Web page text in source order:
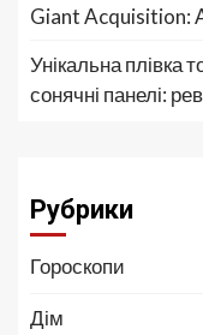
Giant Acquisition:
Унікальна плівка
сонячні панелі:
Рубрики
Гороскопи
Дім